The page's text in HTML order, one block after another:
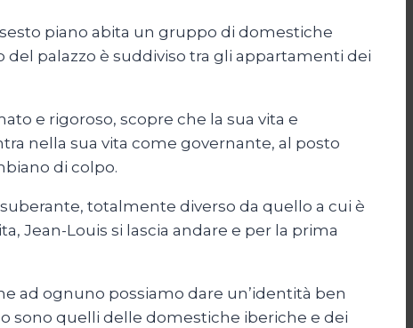
piano abita un gruppo di domestiche
palazzo è suddiviso tra gli appartamenti dei
e rigoroso, scopre che la sua vita e
nella sua vita come governante, al posto
di colpo.
totalmente diverso da quello a cui è
Jean-Louis si lascia andare e per la prima
ad ognuno possiamo dare un’identità ben
sono quelli delle domestiche iberiche e dei